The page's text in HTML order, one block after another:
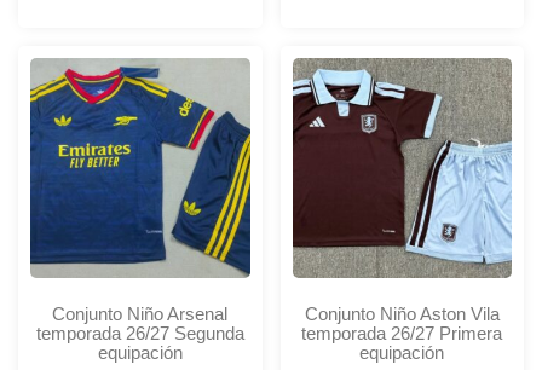
Conjunto Niño Arsenal
temporada 26/27 Segunda
equipación
Conjunto Niño Aston Vila
temporada 26/27 Primera
equipación